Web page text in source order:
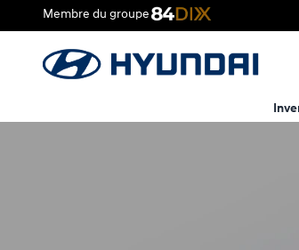
Membre du groupe